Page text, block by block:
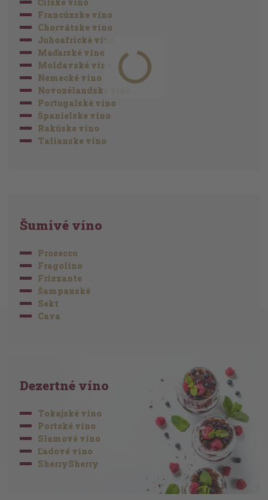
Francúzske víno
Chorvátske víno
Juhoafrické víno
Maďarské víno
Moldavské víno
Nemecké víno
Novozélandské víno
Portugalské víno
Španielske víno
Rakúske víno
Talianske víno
Šumivé víno
Prosecco
Fragolino
Frizzante
Šampanské
Sekt
Cava
Dezertné víno
Tokajské víno
Portské víno
Slamové víno
Ľadové víno
SherrySherry